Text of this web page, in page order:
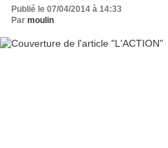
Publié le 07/04/2014 à 14:33
Par moulin